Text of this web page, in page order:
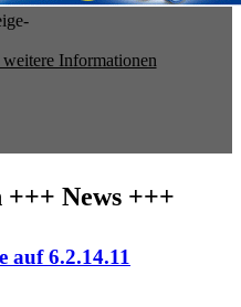
Informationen
News +++
6.2.14.11